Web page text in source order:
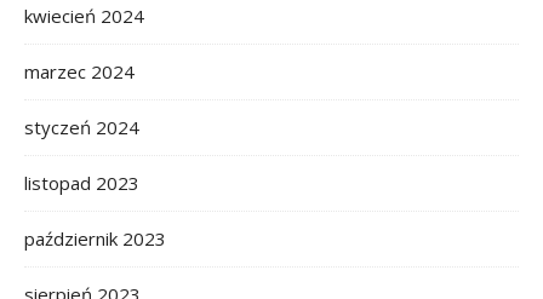
kwiecień 2024
marzec 2024
styczeń 2024
listopad 2023
październik 2023
sierpień 2023